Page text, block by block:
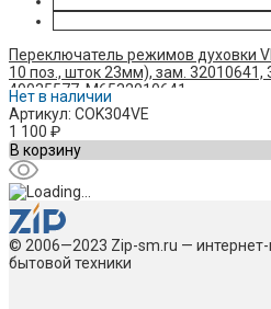
Переключатель режимов духовки
10 поз., шток 23мм), зам. 32010641,
49035577, M6532010641
Нет в наличии
Артикул: COK304VE
1 100 ₽
В корзину
© 2006—2023 Zip-sm.ru — интернет-
бытовой техники